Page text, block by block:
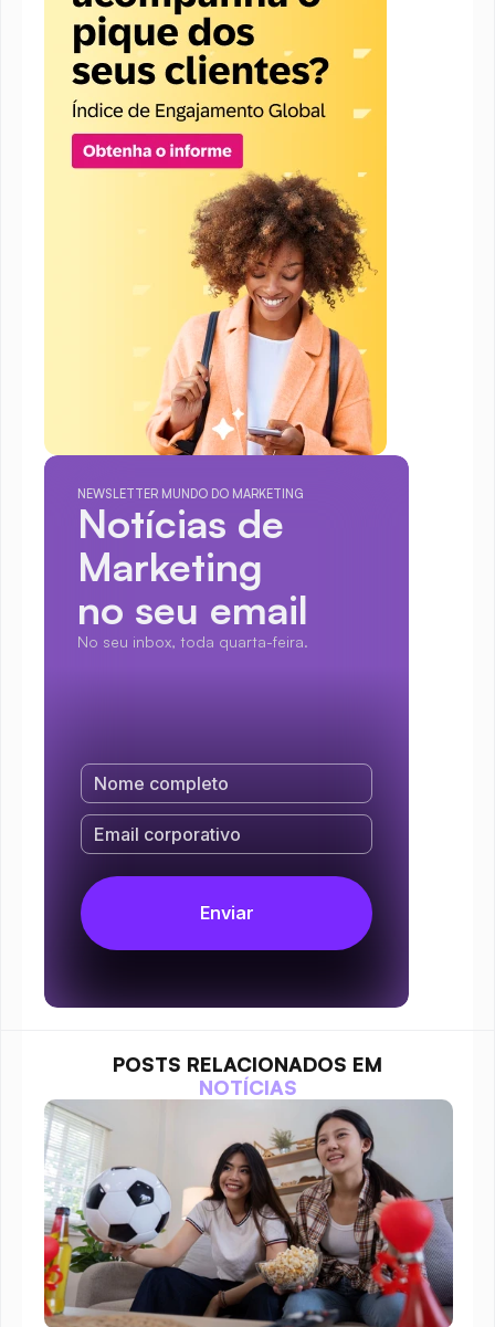
NEWSLETTER MUNDO DO MARKETING
Notícias de
Marketing
no seu email
No seu inbox, toda quarta-feira.
POSTS RELACIONADOS EM
NOTÍCIAS